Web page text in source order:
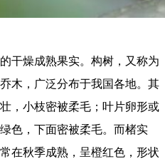
干燥成熟果实。构树，又称为
木，广泛分布于我国各地。其
，小枝密被柔毛；叶片卵形或
色，下面密被柔毛。而楮实
在秋季成熟，呈橙红色，形状